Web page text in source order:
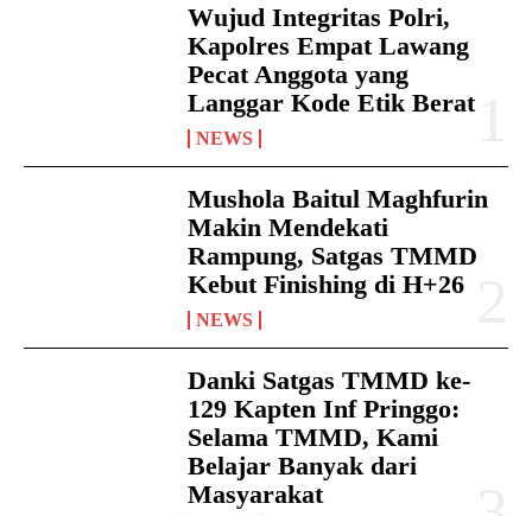
Wujud Integritas Polri,
Kapolres Empat Lawang
Pecat Anggota yang
Langgar Kode Etik Berat
NEWS
Mushola Baitul Maghfurin
Makin Mendekati
Rampung, Satgas TMMD
Kebut Finishing di H+26
NEWS
Danki Satgas TMMD ke-
129 Kapten Inf Pringgo:
Selama TMMD, Kami
Belajar Banyak dari
Masyarakat